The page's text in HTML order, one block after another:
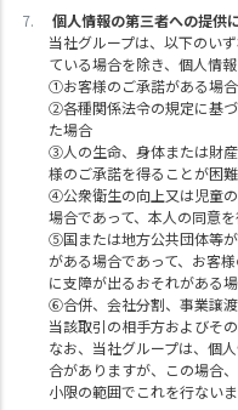
個人情報の第三者への提供
当社グループは、以下のい
ている場合を除き、個人情
①お客様のご承諾がある場合
②各種関係法令の規定に基
た場合
③人の生命、身体または財
様のご承諾を得ることが困
④公衆衛生の向上又は児童
場合であって、本人の同意
⑤国または地方公共団体等
がある場合であって、お客
に支障が出るおそれがある
⑥合併、会社分割、事業譲渡
当該取引の相手方およびそ
なお、当社グループは、個
合がありますが、この場合
小限の範囲でこれを行ないま